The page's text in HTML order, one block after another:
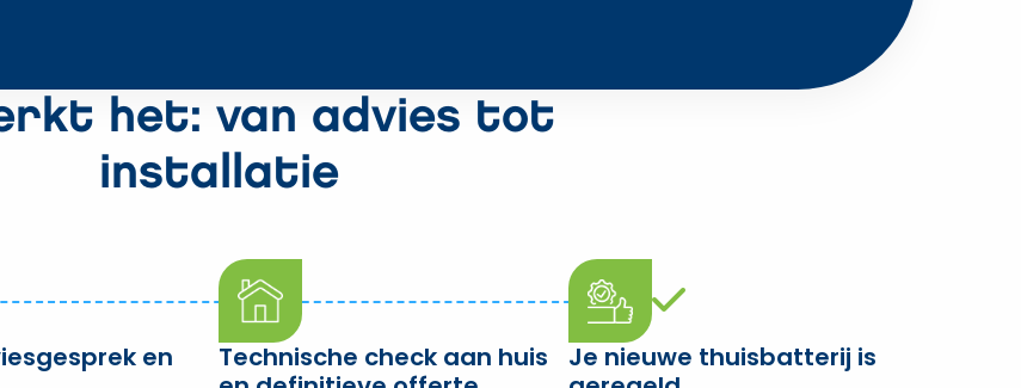
het: van advies tot
installatie
en
Technische check aan huis
Je nieuwe thuisbatterij is